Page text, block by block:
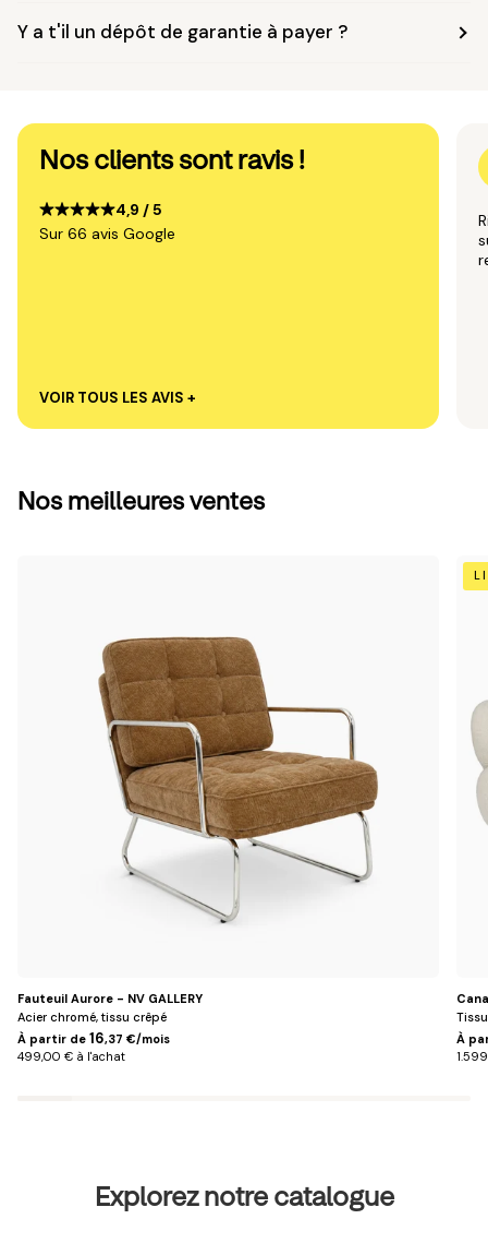
Y a t'il un dépôt de garantie à payer ?
Nos clients sont ravis !
4,9 / 5
Sur 66 avis Google
VOIR TOUS LES AVIS +
Nos meilleures ventes
Fauteuil Aurore - NV GALLERY
Acier chromé, tissu crêpé
À partir de 16,37 €/mois
499,00 € à l'achat
À
Explorez notre catalogue